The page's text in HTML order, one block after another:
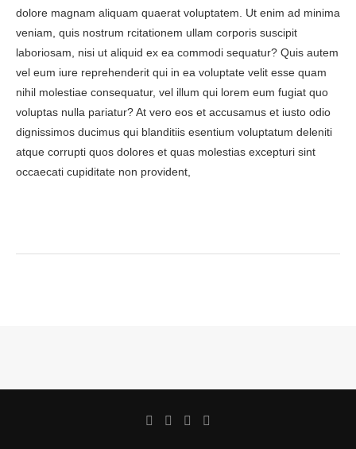
dolore magnam aliquam quaerat voluptatem. Ut enim ad minima
veniam, quis nostrum rcitationem ullam corporis suscipit
laboriosam, nisi ut aliquid ex ea commodi sequatur? Quis autem
vel eum iure reprehenderit qui in ea voluptate velit esse quam
nihil molestiae consequatur, vel illum qui lorem eum fugiat quo
voluptas nulla pariatur? At vero eos et accusamus et iusto odio
dignissimos ducimus qui blanditiis esentium voluptatum deleniti
atque corrupti quos dolores et quas molestias excepturi sint
occaecati cupiditate non provident,